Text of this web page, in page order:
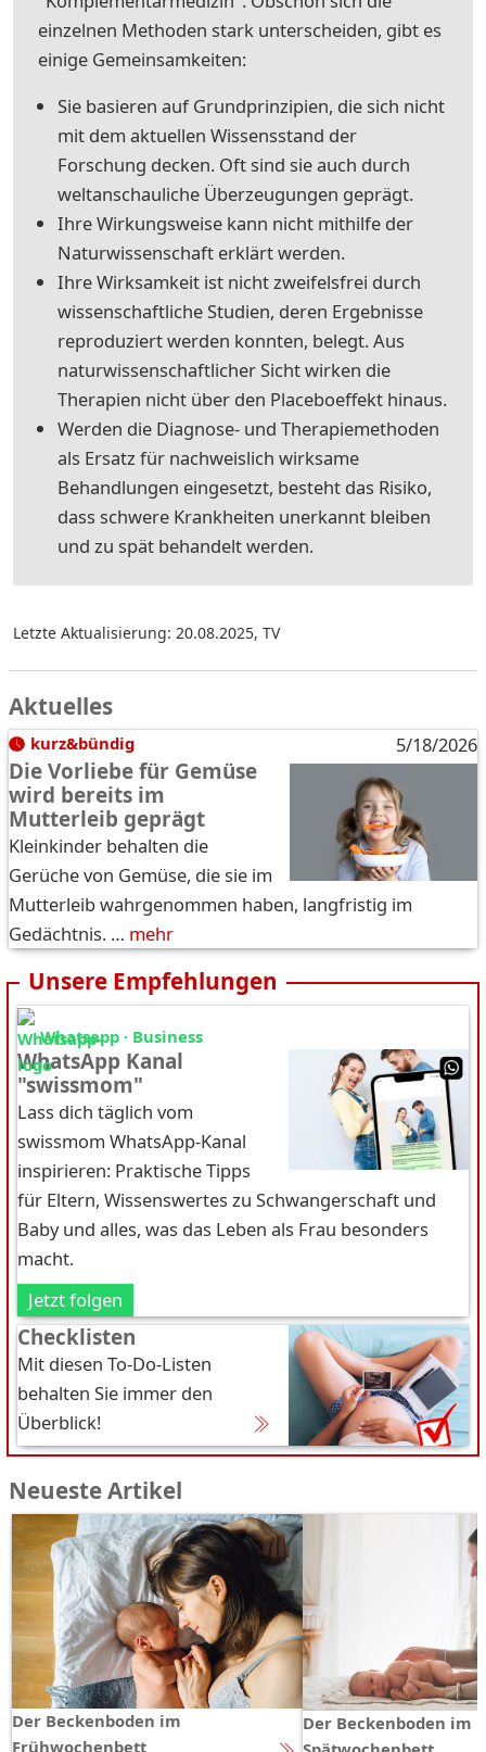
einzelnen Methoden stark unterscheiden, gibt es
einige Gemeinsamkeiten:
Sie basieren auf Grundprinzipien, die sich nicht
mit dem aktuellen Wissensstand der
Forschung decken. Oft sind sie auch durch
weltanschauliche Überzeugungen geprägt.
Ihre Wirkungsweise kann nicht mithilfe der
Naturwissenschaft erklärt werden.
Ihre Wirksamkeit ist nicht zweifelsfrei durch
wissenschaftliche Studien, deren Ergebnisse
reproduziert werden konnten, belegt. Aus
naturwissenschaftlicher Sicht wirken die
Therapien nicht über den Placeboeffekt hinaus.
Werden die Diagnose- und Therapiemethoden
als Ersatz für nachweislich wirksame
Behandlungen eingesetzt, besteht das Risiko,
dass schwere Krankheiten unerkannt bleiben
und zu spät behandelt werden.
Letzte Aktualisierung: 20.08.2025, TV
Aktuelles
kurz&bündig 5/18/2026
Die Vorliebe für Gemüse
wird bereits im
Mutterleib geprägt
Kleinkinder behalten die
Gerüche von Gemüse, die sie im
Mutterleib wahrgenommen haben, langfristig im
Gedächtnis. … mehr
Unsere Empfehlungen
Whatsapp · Business
WhatsApp Kanal
"swissmom"
Lass dich täglich vom
swissmom WhatsApp-Kanal
inspirieren: Praktische Tipps
für Eltern, Wissenswertes zu Schwangerschaft und
Baby und alles, was das Leben als Frau besonders
macht.
Jetzt folgen
Checklisten
Mit diesen To-Do-Listen
behalten Sie immer den
Überblick!
Neueste Artikel
Der Beckenboden im
Frühwochenbett
Der Beckenboden im